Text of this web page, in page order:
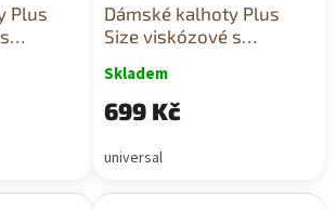
Plus
Dámské kalhoty Plus
Size viskózové s
páskem růžové
Skladem
699 Kč
universal